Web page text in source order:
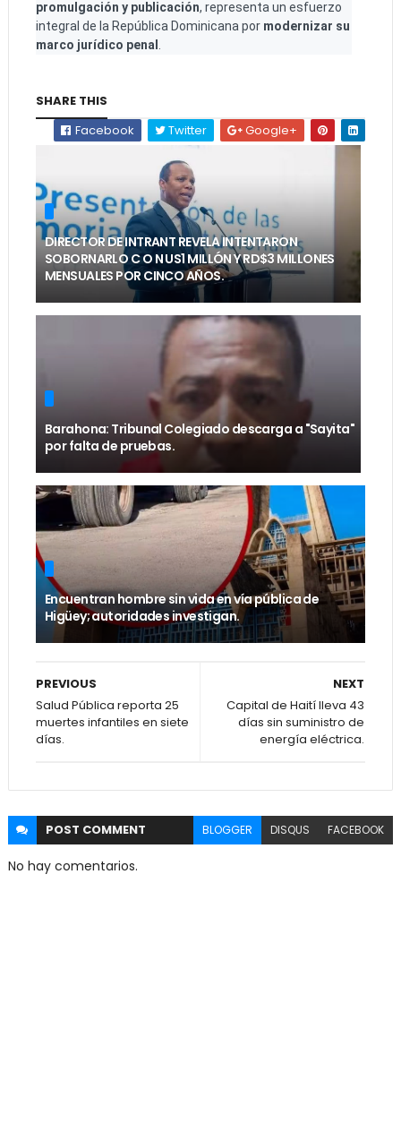
promulgación y publicación, representa un esfuerzo
integral de la República Dominicana por modernizar su
marco jurídico penal .
SHARE THIS
Facebook
Twitter Google+
DIRECTOR DE INTRANT REVELA INTENTARON
SOBORNARLO C O N US1 MILLÓN Y RD$3 MILLONES
MENSUALES POR CINCO AÑOS.
Barahona: Tribunal Colegiado descarga a "Sayita"
por falta de pruebas.
Encuentran hombre sin vida en vía pública de
Higüey; autoridades investigan.
NEXT
Capital de Haití lleva 43
días sin suministro de
energía eléctrica.
PREVIOUS
Salud Pública reporta 25
muertes infantiles en siete
días.
POST COMMENT BLOGGER DISQUS FACEBOOK
No hay comentarios.